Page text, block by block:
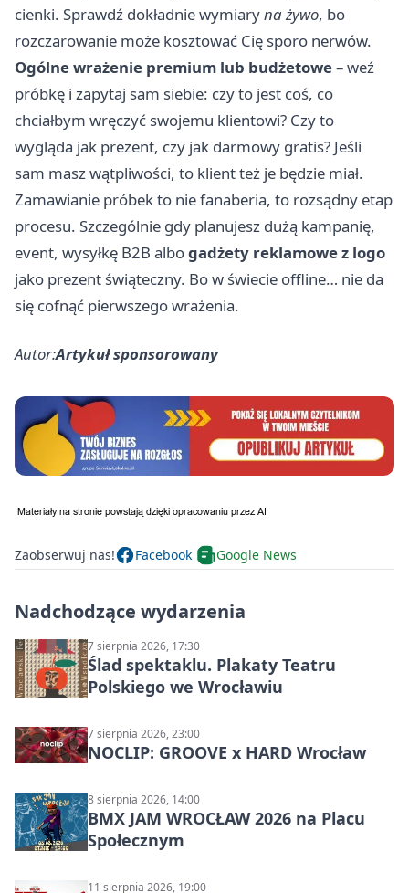
cienki. Sprawdź dokładnie wymiaryna żywo, bo
rozczarowanie może kosztować Cię sporo nerwów.
Ogólne wrażenie premium lub budżetowe– weź
próbkę i zapytaj sam siebie: czy to jest coś, co
chciałbym wręczyć swojemu klientowi? Czy to
wygląda jak prezent, czy jak darmowy gratis? Jeśli
sam masz wątpliwości, to klient też je będzie miał.
Zamawianie próbek to nie fanaberia, to rozsądny etap
procesu. Szczególnie gdy planujesz dużą kampanię,
event, wysyłkę B2B albogadżety reklamowe z logo
jako prezent świąteczny. Bo w świecie offline… nie da
się cofnąć pierwszego wrażenia.
Autor:Artykuł sponsorowany
Zaobserwuj nas! Facebook Google News
Nadchodzące wydarzenia
7 sierpnia 2026, 17:30
Ślad spektaklu. Plakaty Teatru
Polskiego we Wrocławiu
7 sierpnia 2026, 23:00
NOCLIP: GROOVE x HARD Wrocław
8 sierpnia 2026, 14:00
BMX JAM WROCŁAW 2026 na Placu
Społecznym
11 sierpnia 2026, 19:00